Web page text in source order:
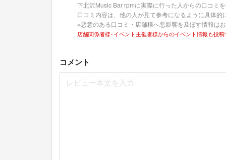
下北沢Music Bar rpmに実際に行った人からの口コミ
口コミ内容は、他の人が見て参考になるように具体的
※悪意のある口コミ・店舗様へ悪影響を及ぼす情報は
店舗関係者様･イベント主催者様からのイベント情報も投
コメント